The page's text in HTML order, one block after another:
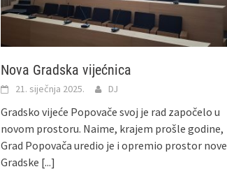
Nova Gradska vijećnica
21. siječnja 2025. DJ
Gradsko vijeće Popovače svoj je rad započelo u
novom prostoru. Naime, krajem prošle godine,
Grad Popovača uredio je i opremio prostor nove
Gradske [...]